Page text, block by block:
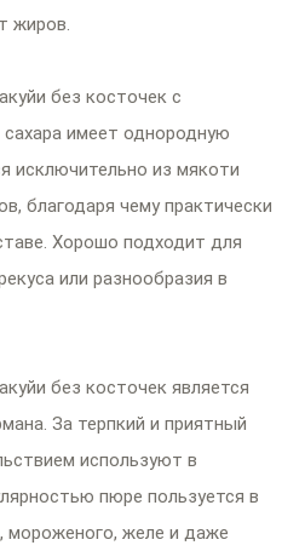
жиров.
без косточек с
имеет однородную
исключительно из мякоти
благодаря чему практически
Хорошо подходит для
или разнообразия в
без косточек является
За терпкий и приятный
используют в
пюре пользуется в
мороженого, желе и даже